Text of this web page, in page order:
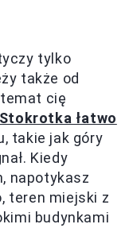
tylko
także od
cię
łatwo
takie jak góry
Kiedy
napotykasz
teren miejski z
budynkami